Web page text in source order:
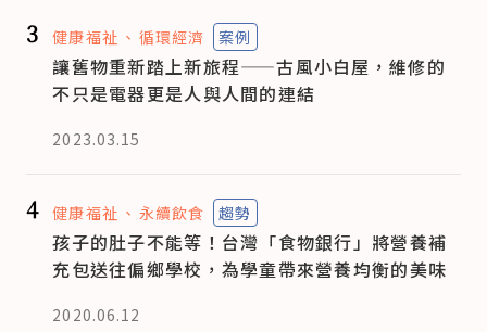
3 健康福祉 循環經濟 案例
讓舊物重新踏上新旅程——古風小白屋，維修的
不只是電器更是人與人間的連結
2023.03.15
4 健康福祉 永續飲食 趨勢
孩子的肚子不能等！台灣「食物銀行」將營養補
充包送往偏鄉學校，為學童帶來營養均衡的美味
2020.06.12